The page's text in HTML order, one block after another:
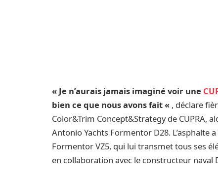
« Je n’aurais jamais imaginé voir une
bien ce que nous avons fait « , déclare
Color&Trim Concept&Strategy de CUPRA,
Antonio Yachts Formentor D28. L’asphalte
Formentor VZ5, qui lui transmet tous ses
en collaboration avec le constructeur naval